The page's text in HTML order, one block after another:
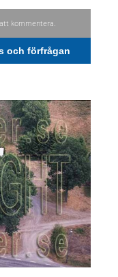
kommentera.
och förfrågan